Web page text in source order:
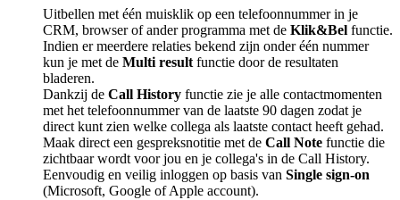
Uitbellen met één muisklik op een telefoonnummer in je
CRM, browser of ander programma met de Klik&Bel functie.
Indien er meerdere relaties bekend zijn onder één nummer
kun je met de Multi result functie door de resultaten
bladeren.
Dankzij de Call History functie zie je alle contactmomenten
met het telefoonnummer van de laatste 90 dagen zodat je
direct kunt zien welke collega als laatste contact heeft gehad.
Maak direct een gespreksnotitie met de Call Note functie die
zichtbaar wordt voor jou en je collega's in de Call History.
Eenvoudig en veilig inloggen op basis van Single sign-on
(Microsoft, Google of Apple account).